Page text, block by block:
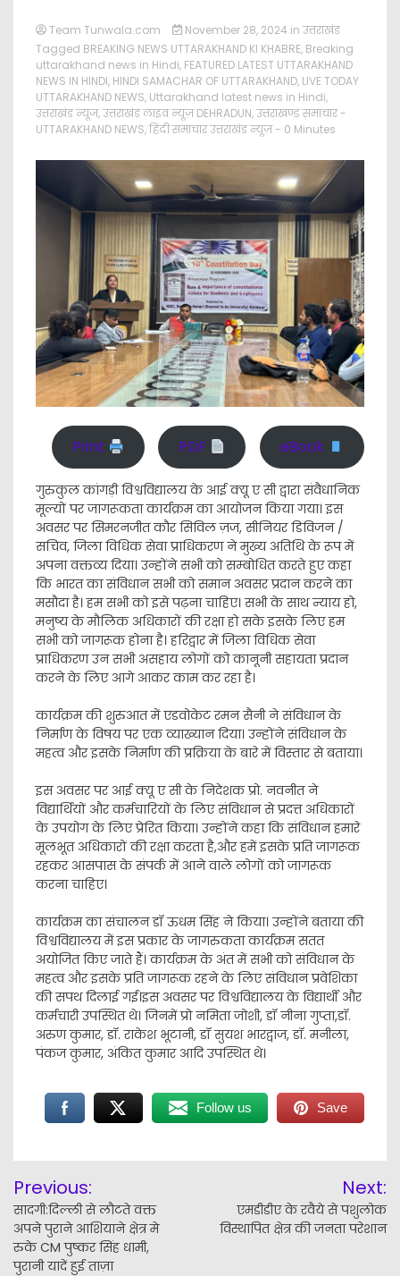
Team Tunwala.com November 28, 2024 in उत्तराखंड
Tagged BREAKING NEWS UTTARAKHAND KI KHABRE, Breaking
uttarakhand news in Hindi, FEATURED LATEST UTTARAKHAND
NEWS IN HINDI, HINDI SAMACHAR OF UTTARAKHAND, LIVE TODAY
UTTARAKHAND NEWS, Uttarakhand latest news in Hindi,
उत्तराखंड न्यूज,उत्तराखंड लाइव न्यूज़ DEHRADUN,उत्तराखण्ड समाचार -
UTTARAKHAND NEWS,हिंदी समाचार उत्तराखंड न्यूज़ - 0 Minutes
Print PDF eBook
गुरुकुल कांगड़ी विश्वविद्यालय के आई क्यू ए सी द्वारा संवैधानिक
मूल्यों पर जागरूकता कार्यक्रम का आयोजन किया गया। इस
अवसर पर सिमरनजीत कौर सिविल ज़ज, सीनियर डिविजन /
सचिव, जिला विधिक सेवा प्राधिकरण ने मुख्य अतिथि के रूप में
अपना वक्तव्य दिया। उन्होंने सभी को सम्बोधित करते हुए कहा
कि भारत का संविधान सभी को समान अवसर प्रदान करने का
मसौदा है। हम सभी को इसे पढ़ना चाहिए। सभी के साथ न्याय हो,
मनुष्य के मौलिक अधिकारों की रक्षा हो सके इसके लिए हम
सभी को जागरूक होना है। हरिद्वार में जिला विधिक सेवा
प्राधिकरण उन सभी असहाय लोगों को कानूनी सहायता प्रदान
करने के लिए आगे आकर काम कर रहा है।
कार्यक्रम की शुरुआत में एडवोकेट रमन सैनी ने संविधान के
निर्माण के विषय पर एक व्याख्यान दिया। उन्होंने संविधान के
महत्व और इसके निर्माण की प्रक्रिया के बारे में विस्तार से बताया।
इस अवसर पर आई क्यू ए सी के निदेशक प्रो. नवनीत ने
विद्यार्थियों और कर्मचारियों के लिए संविधान से प्रदत्त अधिकारों
के उपयोग के लिए प्रेरित किया। उन्होंने कहा कि संविधान हमारे
मूलभूत अधिकारों की रक्षा करता है,और हमें इसके प्रति जागरूक
रहकर आसपास के संपर्क में आने वाले लोगों को जागरूक
करना चाहिए।
कार्यक्रम का संचालन डॉ ऊधम सिंह ने किया। उन्होंने बताया की
विश्वविद्यालय में इस प्रकार के जागरुकता कार्यक्रम सतत
अयोजित किए जाते हैं। कार्यक्रम के अंत में सभी को संविधान के
महत्व और इसके प्रति जागरूक रहने के लिए संविधान प्रवेशिका
की सपथ दिलाई गई।इस अवसर पर विश्वविद्यालय के विद्यार्थी और
कर्मचारी उपस्थित थे। जिनमें प्रो नमिता जोशी, डॉ नीना गुप्ता,डॉ.
अरुण कुमार, डॉ. राकेश भूटानी, डॉ सुयश भारद्वाज, डॉ. मनीला,
पंकज कुमार, अंकित कुमार आदि उपस्थित थे।
Follow us Save
navigation
Previous:
सादगी:दिल्ली से लौटते वक्त
अपने पुराने आशियाने क्षेत्र मे
रुके CM पुष्कर सिंह धामी,
पुरानी यादें हुई ताज़ा
Next:
एमडीडीए के रवैये से पशुलोक
विस्थापित क्षेत्र की जनता परेशान